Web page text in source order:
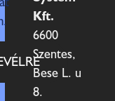
Kft.
6600
Szentes,
Bese L. u
8.